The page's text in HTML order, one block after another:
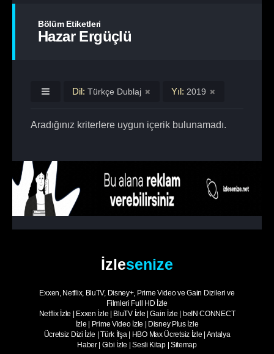
Bölüm Etiketleri
Hazar Ergüçlü
Dil: Türkçe Dublaj Yıl: 2019
Aradığınız kriterlere uygun içerik bulunamadı.
İzlesenize
Exxen, Netflix, BluTV, Disney+, Prime Video ve Gain Dizileri ve
Filmleri Full HD İzle
Netflix İzle
Exxen İzle BluTV İzle |Gain İzle
beIN CONNECT
İzle
Prime Video İzle
Disney Plus İzle
Ücretsiz Dizi İzle |Türk İfşa| HBO Max Ücretsiz İzle Antalya
Haber| Gibi İzle |Sesli Kitap| Sitemap